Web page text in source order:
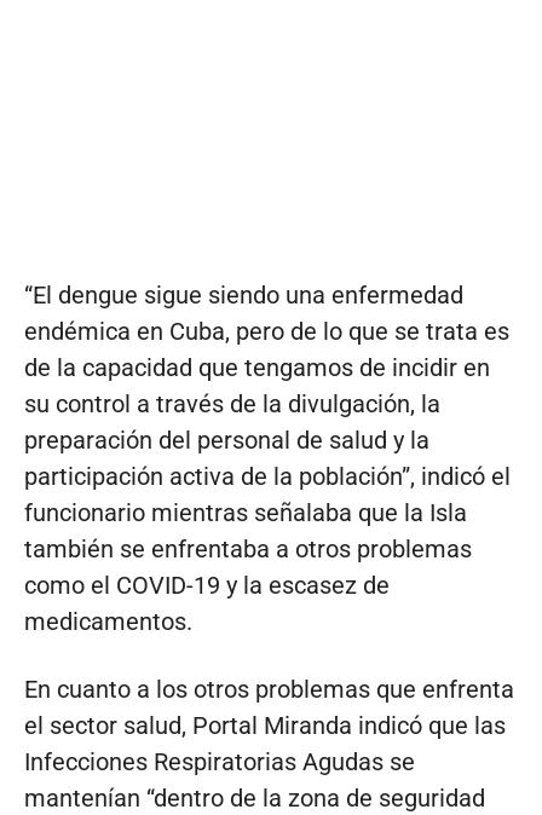
“El dengue sigue siendo una enfermedad
endémica en Cuba, pero de lo que se trata es
de la capacidad que tengamos de incidir en
su control a través de la divulgación, la
preparación del personal de salud y la
participación activa de la población”, indicó el
funcionario mientras señalaba que la Isla
también se enfrentaba a otros problemas
como el COVID-19 y la escasez de
medicamentos.
En cuanto a los otros problemas que enfrenta
el sector salud, Portal Miranda indicó que las
Infecciones Respiratorias Agudas se
mantenían “dentro de la zona de seguridad